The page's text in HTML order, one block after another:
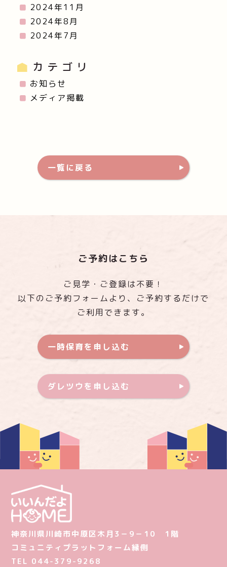
2024年11月
2024年8月
2024年7月
カテゴリ
お知らせ
メディア掲載
一覧に戻る
ご予約はこちら
ご見学・ご登録は不要！
以下のご予約フォームより、ご予約するだけで
ご利用できます。
一時保育を申し込む
ダレツウを申し込む
神奈川県川崎市中原区木月3－9－10 1階
コミュニティプラットフォーム縁側
TEL 044-379-9268